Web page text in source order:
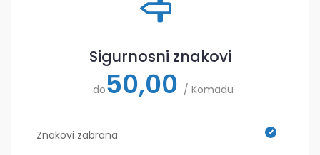
Sigurnosni znakovi
do50,00 / Komadu
Znakovi zabrana